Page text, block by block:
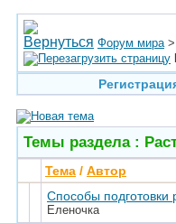
Форум мира >
Темы раздела:
Тема / Автор
Способы подготовки
Еленочка